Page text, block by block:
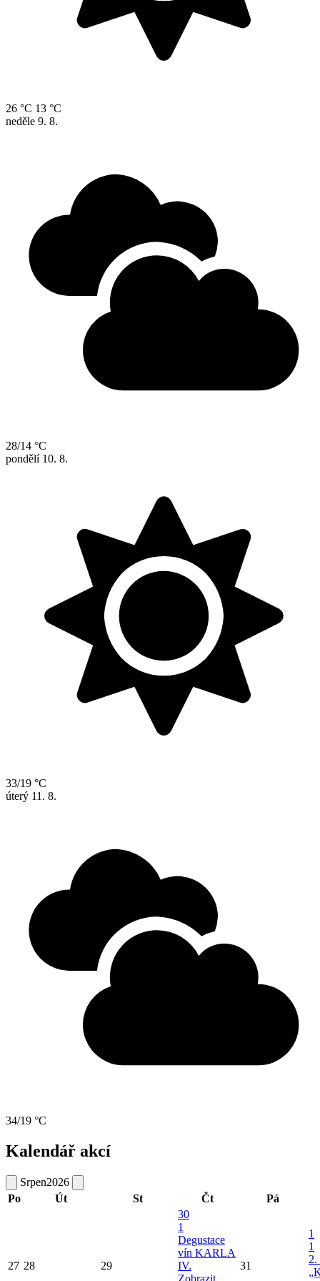
26 °C 13 °C
neděle 9. 8.
28/14 °C
pondělí 10. 8.
33/19 °C
úterý 11. 8.
34/19 °C
Kalendář akcí
Srpen2026
Po
Út St Čt Pá
27 28 29
30
1
Degustace
vín KARLA
IV.
Zobrazit
31
1
1
2.